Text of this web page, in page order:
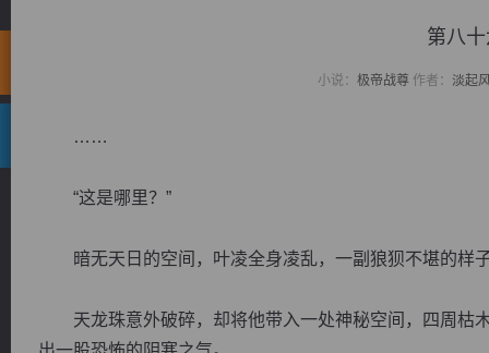
第八
小说： 极帝战尊作者： 淡起
……
“这是哪里？”
暗无天日的空间，叶凌全身凌乱，一副狼狈不堪的样
天龙珠意外破碎，却将他带入一处神秘空间，四周枯